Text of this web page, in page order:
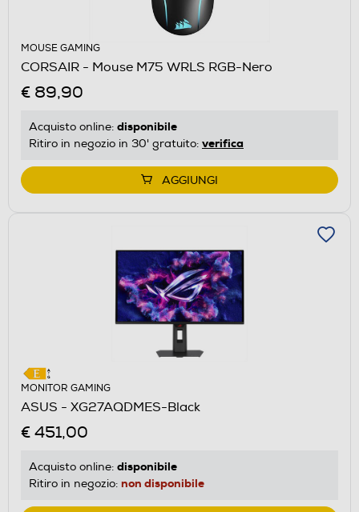
MOUSE GAMING
CORSAIR - Mouse M75 WRLS RGB-Nero
€ 89,90
Acquisto online: disponibile
Ritiro in negozio in 30' gratuito: verifica
AGGIUNGI
MONITOR GAMING
ASUS - XG27AQDMES-Black
€ 451,00
Acquisto online: disponibile
Ritiro in negozio: non disponibile